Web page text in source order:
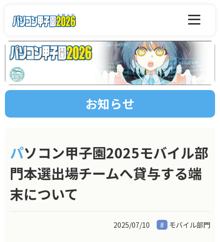
お知らせ
パソコン甲子園2025モバイル部
門本選出場チームへ貸与する端
末について
2025/07/10 モバイル部門